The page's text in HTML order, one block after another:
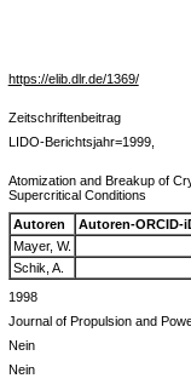
https://elib.dlr.de/1369/
Zeitschriftenbeitrag
LIDO-Berichtsjahr=1999,
Atomization and Breakup of
Supercritical Conditions
Autoren
Autoren-ORCID-
Mayer, W.
Schik, A.
1998
Journal of Propulsion and
Nein
Nein